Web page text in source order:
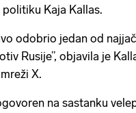
Kaja Kallas.
odobrio jedan od
Rusije”, objavila je
X.
na sastanku